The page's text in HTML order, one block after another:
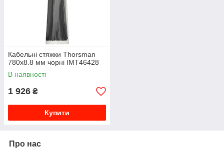
Кабельні стяжки Thorsman
780x8.8 мм чорні IMT46428
В наявності
1 926 ₴
Купити
Про нас